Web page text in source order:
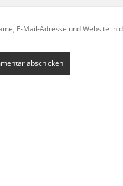
E-Mail-Adresse und Website